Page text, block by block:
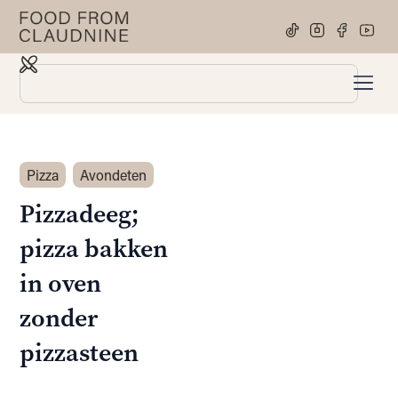
Pizza Avondeten
Pizzadeeg;
pizza bakken
in oven
zonder
pizzasteen